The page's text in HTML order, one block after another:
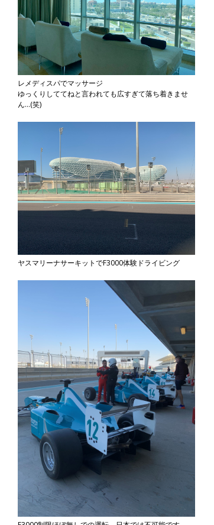
レメディスパでマッサージ
ゆっくりしててねと言われても広すぎて落ち着きませ
ん...(笑)
ヤスマリーナサーキットでF3000体験ドライビング